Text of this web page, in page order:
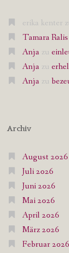
erika kenter
Tamara Ralis
Anja zu
Anja zu
Anja zu
Archiv
August 2026
Juli 2026
Juni 2026
Mai 2026
April 2026
März 2026
Februar 2026